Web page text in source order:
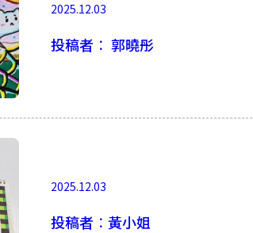
2025.12.03
投稿者︰ 郭曉彤
2025.12.03
投稿者︰黃小姐